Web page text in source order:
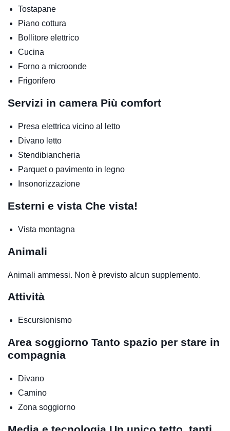
Tostapane
Piano cottura
Bollitore elettrico
Cucina
Forno a microonde
Frigorifero
Servizi in camera Più comfort
Presa elettrica vicino al letto
Divano letto
Stendibiancheria
Parquet o pavimento in legno
Insonorizzazione
Esterni e vista Che vista!
Vista montagna
Animali
Animali ammessi. Non è previsto alcun supplemento.
Attività
Escursionismo
Area soggiorno Tanto spazio per stare in
compagnia
Divano
Camino
Zona soggiorno